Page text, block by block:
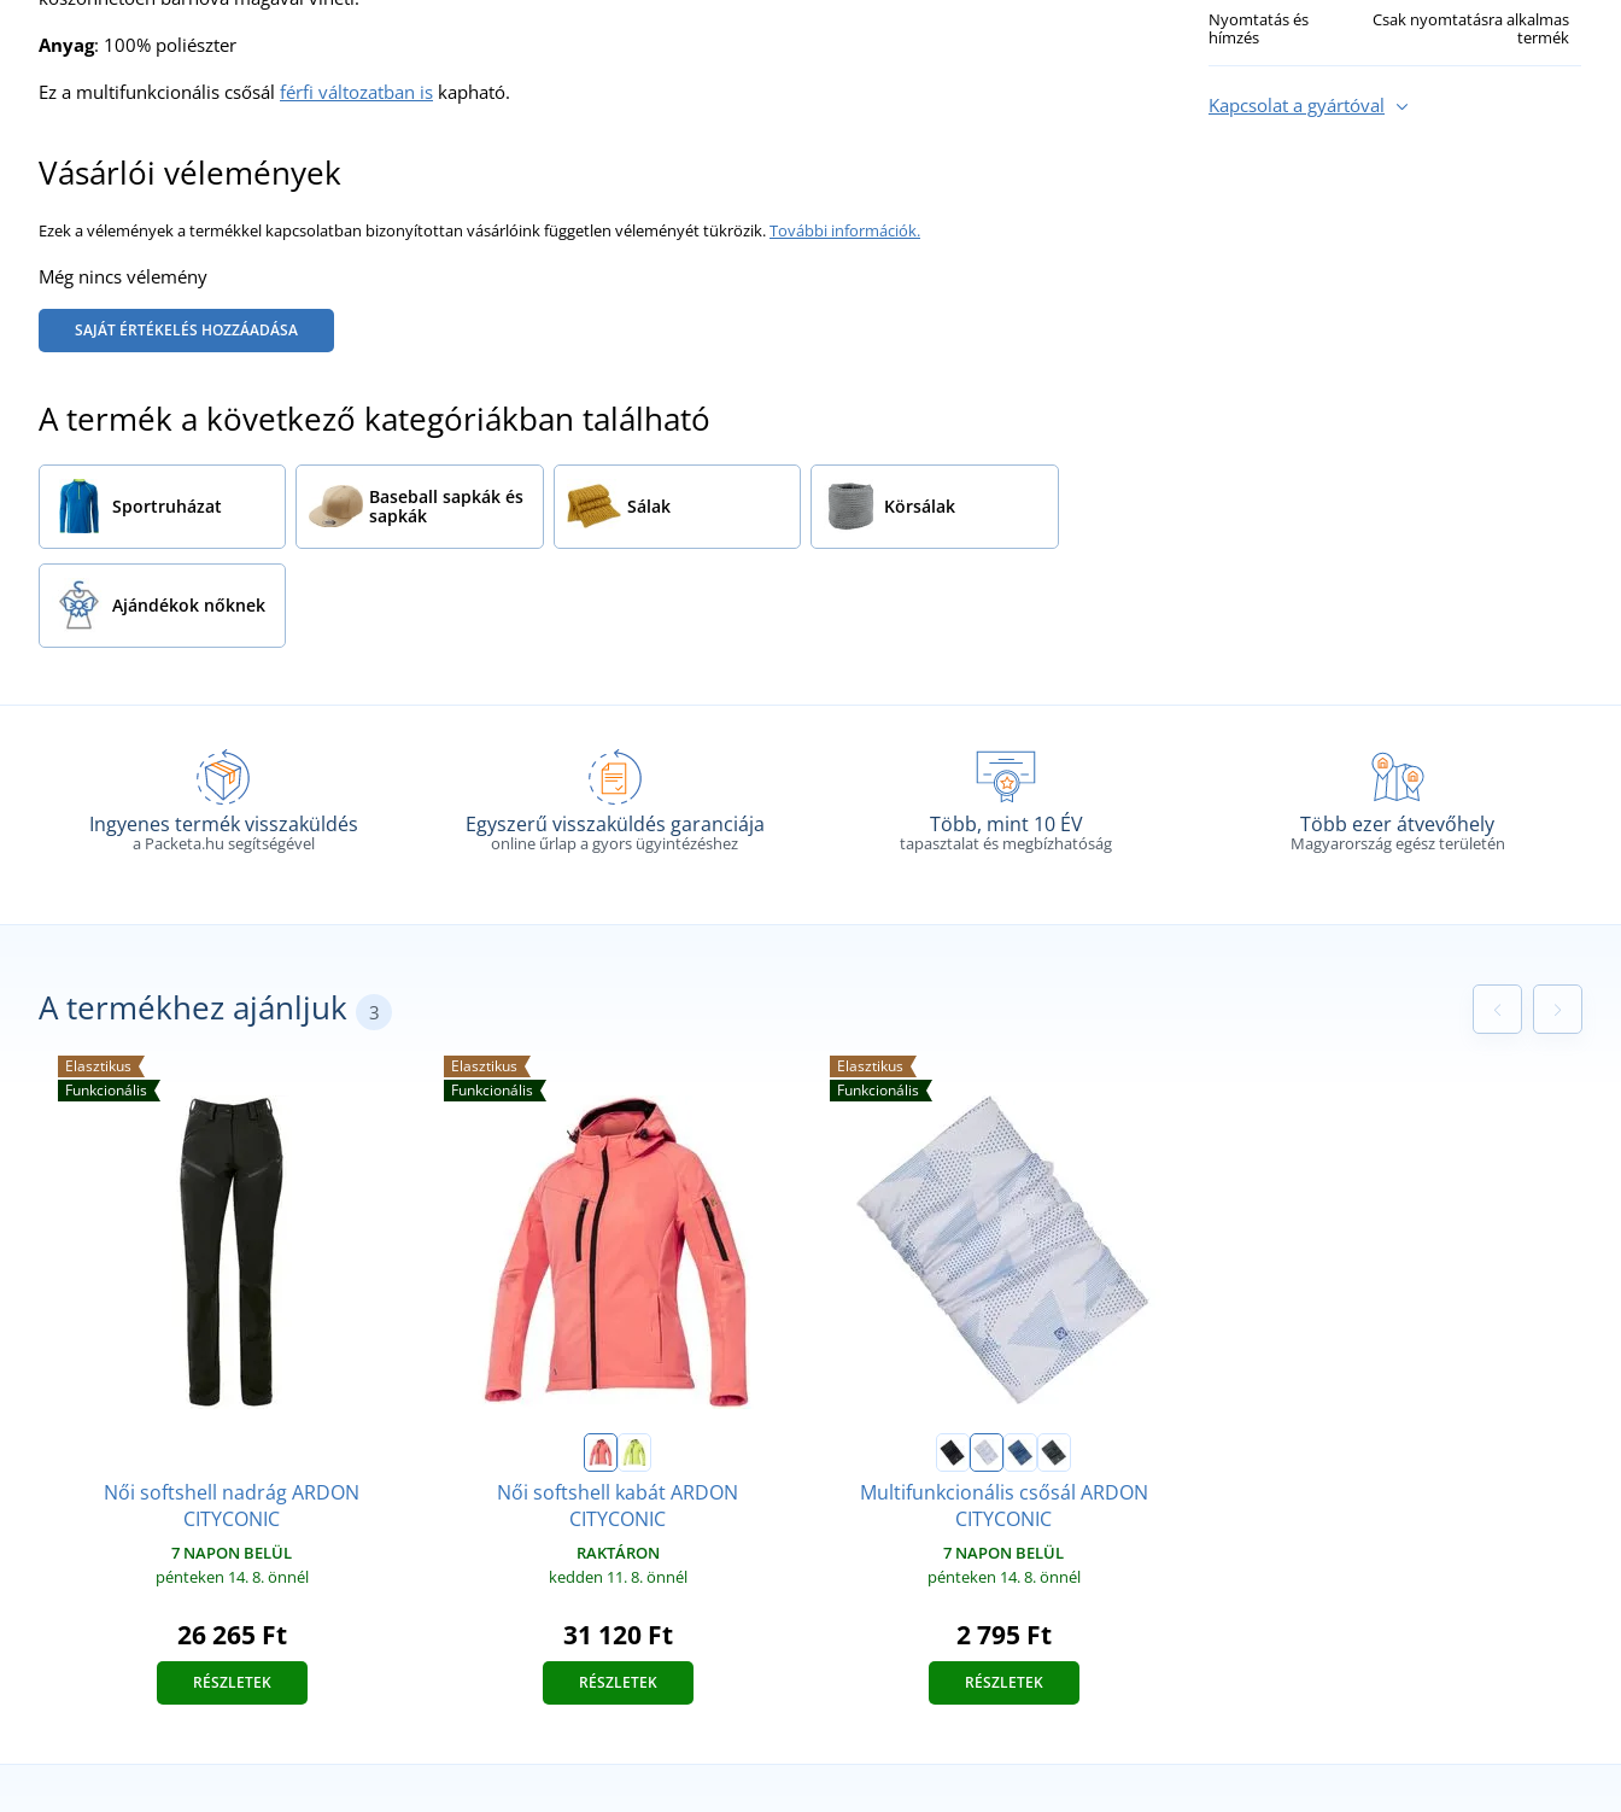
Anyag: 100% poliészter
Ez a multifunkcionális csősál férfi változatban is kapható.
Vásárlói vélemények
Ezek a vélemények a termékkel kapcsolatban bizonyítottan vásárlóink független véleményét tükrözik.További információk.
Még nincs vélemény
SAJÁT ÉRTÉKELÉS HOZZÁADÁSA
A termék a következő kategóriákban található
Sportruházat
Baseball sapkák és
sapkák
Sálak Körsálak
Ajándékok nőknek
Nyomtatás és
hímzés
Csak nyomtatásra alkalmas
termék
Kapcsolat a gyártóval
Ingyenes termék visszaküldés
a Packeta.hu segítségével
Egyszerű visszaküldés garanciája
online űrlap a gyors ügyintézéshez
Több, mint 10 ÉV
tapasztalat és megbízhatóság
Több ezer átvevőhely
Magyarország egész területén
A termékhez ajánljuk 3
Elasztikus
Funkcionális
Női softshell nadrág ARDON
CITYCONIC
7 NAPON BELÜL
pénteken 14. 8.önnél
26 265 Ft
RÉSZLETEK
Elasztikus
Funkcionális
Női softshell kabát ARDON
CITYCONIC
RAKTÁRON
kedden 11. 8.önnél
31 120 Ft
RÉSZLETEK
Elasztikus
Funkcionális
Multifunkcionális csősál ARDON
CITYCONIC
7 NAPON BELÜL
pénteken 14. 8.önnél
2 795 Ft
RÉSZLETEK